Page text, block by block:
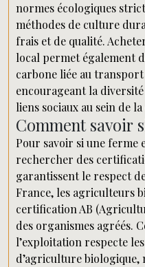
normes écologiques
méthodes de culture
frais et de qualité.
local permet également
carbone liée au
encourageant la
liens sociaux au sein de
Comment savoir
Pour savoir si une ferme
rechercher des
garantissent le respect
France, les agriculteurs
certification AB
des organismes agréés.
l’exploitation respecte
d’agriculture biologique,